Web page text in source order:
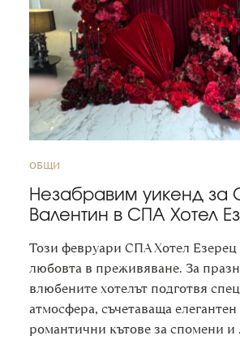
ОБЩИ
Незабравим уикенд за
Валентин в СПА Хотел
Този февруари СПА Хотел
любовта в преживяване. За
влюбените хотелът подготвя
атмосфера, съчетаваща
романтични кътове за спомени и